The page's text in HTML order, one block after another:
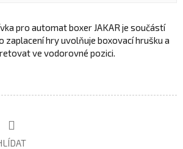
pro automat boxer JAKAR je součástí
zaplacení hry uvolňuje boxovací hrušku a
ve vodorovné pozici.